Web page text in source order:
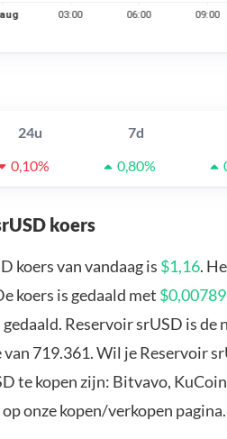
24u 7d
0,10% 0,80%
koers
koers van vandaag is $1,16.
koers is gedaald met
gedaald. Reservoir srUSD is de
719.361. Wil je Reservoir
te kopen zijn: Bitvavo,
onze kopen/verkopen pagina.